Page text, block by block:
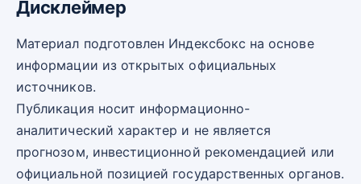
Дисклеймер
Материал подготовлен Индексбокс на основе
информации из открытых официальных
источников.
Публикация носит информационно-
аналитический характер и не является
прогнозом, инвестиционной рекомендацией или
официальной позицией государственных органов.